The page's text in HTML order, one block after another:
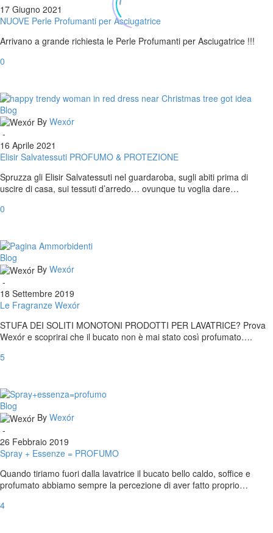
per
Asciugatrice
17 Giugno 2021
NUOVE Perle Profumanti per Asciugatrice
Arrivano a grande richiesta le Perle Profumanti per Asciugatrice !!!
0
Elisir
Salvatessuti
PROFUMO
&
PROTEZIONE
Blog
By Wexór
-
16 Aprile 2021
Elisir Salvatessuti PROFUMO & PROTEZIONE
Spruzza gli Elisir Salvatessuti nel guardaroba, sugli abiti prima di
uscire di casa, sui tessuti d’arredo… ovunque tu voglia dare…
0
Le
Fragranze
Wexór
Blog
By Wexór
-
18 Settembre 2019
Le Fragranze Wexór
STUFA DEI SOLITI MONOTONI PRODOTTI PER LAVATRICE? Prova
Wexór e scoprirai che il bucato non è mai stato così profumato….
5
Spray
+
Essenze
=
PROFUMO
Blog
By Wexór
-
26 Febbraio 2019
Spray + Essenze = PROFUMO
Quando tiriamo fuori dalla lavatrice il bucato bello caldo, soffice e
profumato abbiamo sempre la percezione di aver fatto proprio…
4